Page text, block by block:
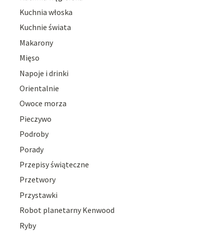
Kuchnia włoska
Kuchnie świata
Makarony
Mięso
Napoje i drinki
Orientalnie
Owoce morza
Pieczywo
Podroby
Porady
Przepisy świąteczne
Przetwory
Przystawki
Robot planetarny Kenwood
Ryby